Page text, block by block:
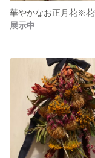
展示中